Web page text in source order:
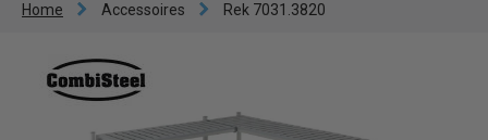
Home Accessoires Rek 7031.3820